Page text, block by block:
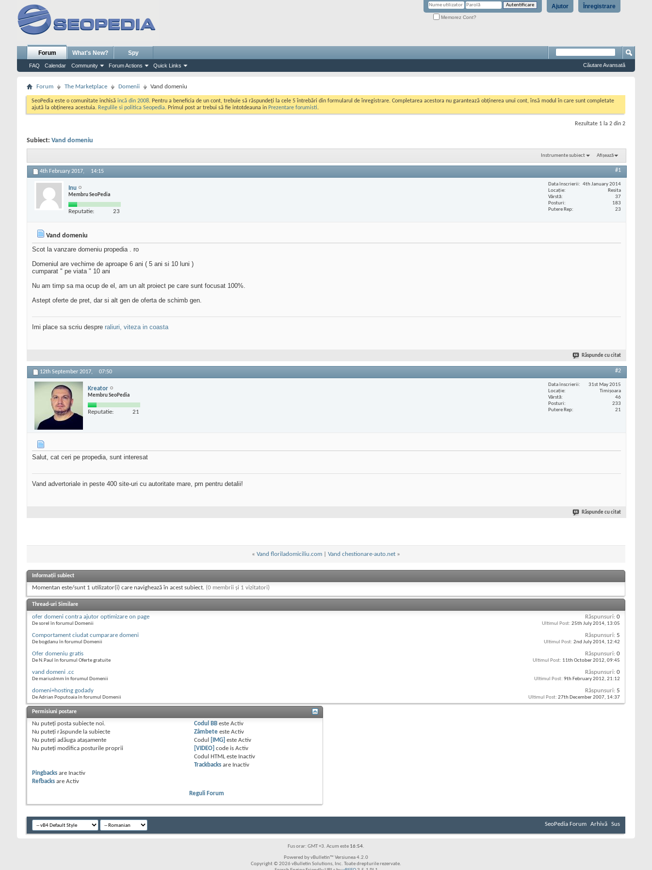
Înregistrare
Ajutor
Memorez Cont?
Forum
FAQ Calendar Community Forum Actions Quick Links
What's New? Spy
Căutare Avansată
Forum The Marketplace Domenii Vand domeniu
SeoPedia este o comunitate inchisă incă din 2008. Pentru a beneficia de un cont, trebuie să răspundeți la cele 5 întrebări din formularul de înregistrare. Completarea acestora nu garantează obținerea unui cont, însă modul în care sunt completate
ajută la obținerea acestuia. Regulile si politica Seopedia. Primul post ar trebui să fie intotdeauna in Prezentare forumisti.
Rezultate 1 la 2 din 2
Subiect: Vand domeniu
Instrumente subiect Afișează
4th February 2017, 14:15 #1
Inu
Membru SeoPedia
Reputatie: 23
Data înscrierii
4th January 2014
Locaţie
Resita
Vârstă
37
Posturi
183
Putere Rep
23
Vand domeniu
Scot la vanzare domeniu propedia . ro
Domeniul are vechime de aproape 6 ani ( 5 ani si 10 luni )
cumparat " pe viata " 10 ani
Nu am timp sa ma ocup de el, am un alt proiect pe care sunt focusat 100%.
Astept oferte de pret, dar si alt gen de oferta de schimb gen.
Imi place sa scriu despre raliuri, viteza in coasta
Răspunde cu citat
12th September 2017, 07:50 #2
Kreator
Membru SeoPedia
Reputatie: 21
Data înscrierii
31st May 2015
Locaţie
Timișoara
Vârstă
46
Posturi
233
Putere Rep
21
Salut, cat ceri pe propedia, sunt interesat
Vand advertoriale in peste 400 site-uri cu autoritate mare, pm pentru detalii!
Răspunde cu citat
« Vand floriladomiciliu.com Vand chestionare-auto.net »
Informații subiect
Momentan este/sunt 1 utilizator(i) care navighează în acest subiect. (0 membrii și 1 vizitatori)
Thread-uri Similare
ofer domeni contra ajutor optimizare on page
De sorel în forumul Domenii
Răspunsuri: 0
Ultimul Post: 25th July 2014, 13:05
Comportament ciudat cumparare domeni
De bogdanu în forumul Domenii
Răspunsuri: 5
Ultimul Post: 2nd July 2014, 12:42
Ofer domeniu gratis
De N.Paul în forumul Oferte gratuite
Răspunsuri: 0
Ultimul Post: 11th October 2012, 09:45
vand domeni .cc
De mariuslmm în forumul Domenii
Răspunsuri: 0
Ultimul Post: 9th February 2012, 21:12
domeni+hosting godady
De Adrian Poputoaia în forumul Domenii
Răspunsuri: 5
Ultimul Post: 27th December 2007, 14:37
Permisiuni postare
Nu puteţi posta subiecte noi.
Nu puteţi răspunde la subiecte
Nu puteţi adăuga ataşamente
Nu puteţi modifica posturile proprii
Codul BB esteActiv
Zâmbete esteActiv
Codul
[IMG] esteActiv
[VIDEO] code isActiv
Codul HTML este Inactiv
Trackbacks are Inactiv
Pingbacks are Inactiv
Refbacks are Activ
Reguli Forum
SeoPedia Forum Arhivă Sus
Fus orar: GMT +3. Acum este 16:54.
Powered by vBulletin™ Versiunea 4.2.0
Copyright © 2026 vBulletin Solutions, Inc. Toate drepturile rezervate.